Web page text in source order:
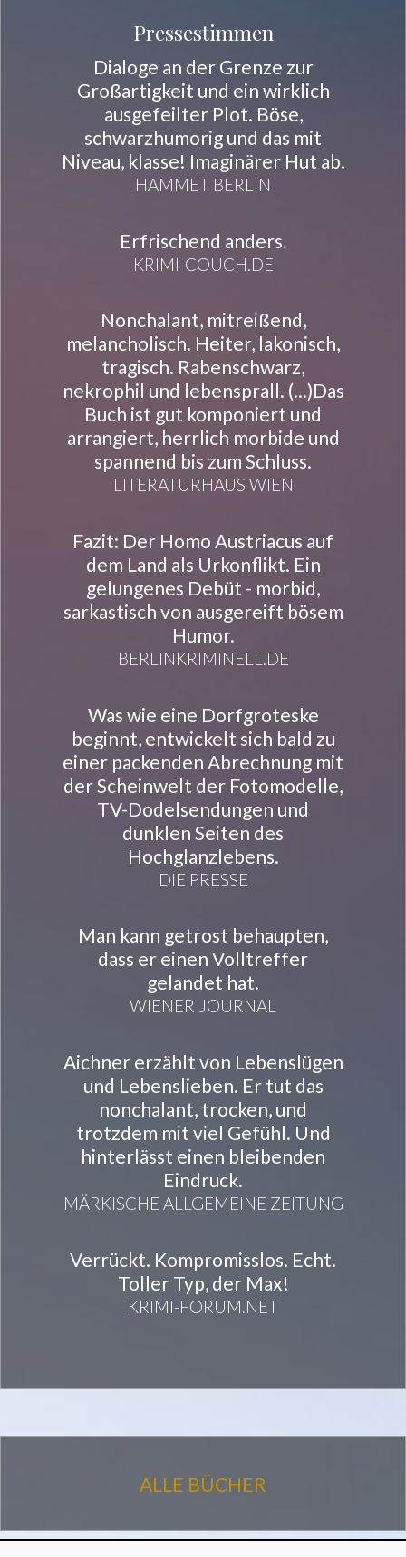
Pressestimmen
Dialoge an der Grenze zur
Großartigkeit und ein wirklich
ausgefeilter Plot. Böse,
schwarzhumorig und das mit
Niveau, klasse! Imaginärer Hut ab.
HAMMET BERLIN
Erfrischend anders.
KRIMI-COUCH.DE
Nonchalant, mitreißend,
melancholisch. Heiter, lakonisch,
tragisch. Rabenschwarz,
nekrophil und lebensprall. (...)Das
Buch ist gut komponiert und
arrangiert, herrlich morbide und
spannend bis zum Schluss.
LITERATURHAUS WIEN
Fazit: Der Homo Austriacus auf
dem Land als Urkonflikt. Ein
gelungenes Debüt - morbid,
sarkastisch von ausgereift bösem
Humor.
BERLINKRIMINELL.DE
Was wie eine Dorfgroteske
beginnt, entwickelt sich bald zu
einer packenden Abrechnung mit
der Scheinwelt der Fotomodelle,
TV-Dodelsendungen und
dunklen Seiten des
Hochglanzlebens.
DIE PRESSE
Man kann getrost behaupten,
dass er einen Volltreffer
gelandet hat.
WIENER JOURNAL
Aichner erzählt von Lebenslügen
und Lebenslieben. Er tut das
nonchalant, trocken, und
trotzdem mit viel Gefühl. Und
hinterlässt einen bleibenden
Eindruck.
MÄRKISCHE ALLGEMEINE ZEITUNG
Verrückt. Kompromisslos. Echt.
Toller Typ, der Max!
KRIMI-FORUM.NET
ALLE BÜCHER